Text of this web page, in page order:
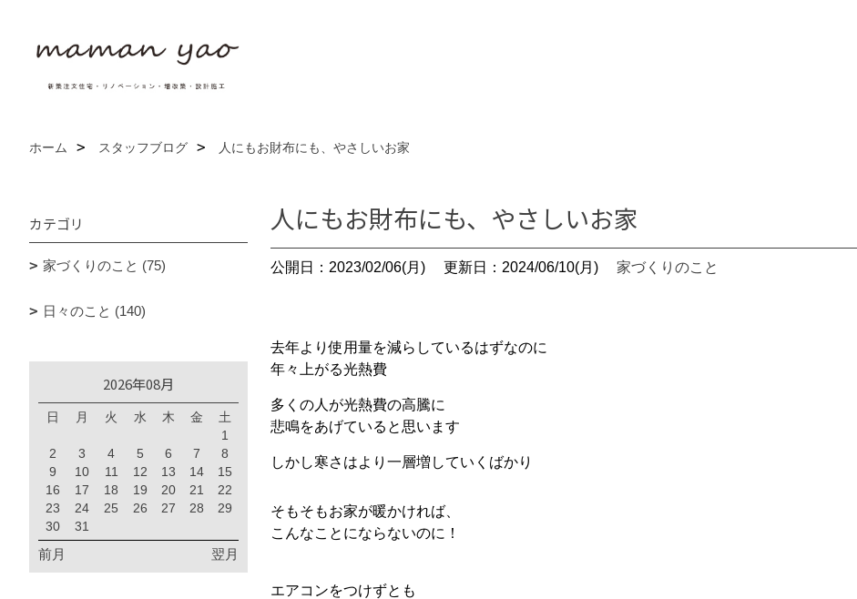
ホーム スタッフブログ 人にもお財布にも、やさしいお家
人にもお財布にも、やさしいお家
公開日：2023/02/06(月) 更新日：2024/06/10(月) 家づくりのこと
去年より使用量を減らしているはずなのに
年々上がる光熱費
多くの人が光熱費の高騰に
悲鳴をあげていると思います
しかし寒さはより一層増していくばかり
そもそもお家が暖かければ、
こんなことにならないのに！
エアコンをつけずとも
カテゴリ
家づくりのこと (75)
日々のこと (140)
2026年08月
日 月 火 水 木 金
土
1
2
3 4 5 6 7
8
9
10 11 12 13 14
15
16
17 18 19 20 21
22
23
24 25 26 27 28
29
30
31
前月 翌月